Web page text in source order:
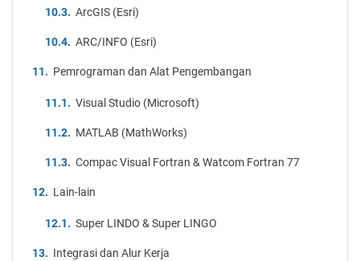
ArcGIS (Esri)
ARC/INFO (Esri)
Pemrograman dan Alat Pengembangan
Visual Studio (Microsoft)
MATLAB (MathWorks)
Compac Visual Fortran & Watcom Fortran 77
Lain-lain
Super LINDO & Super LINGO
Integrasi dan Alur Kerja